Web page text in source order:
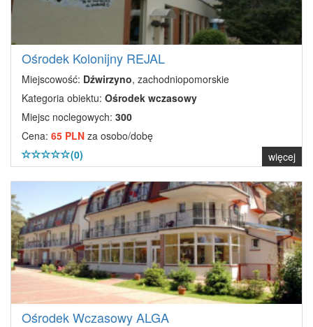
Ośrodek Kolonijny REJAL
Miejscowość: Dźwirzyno, zachodniopomorskie
Kategoria obiektu: Ośrodek wczasowy
Miejsc noclegowych: 300
Cena: 65 PLN za osobo/dobę
(0)
więcej
Ośrodek Wczasowy ALGA